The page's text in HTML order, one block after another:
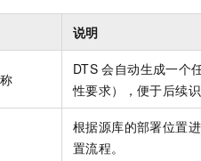
说明
DTS 会自动生成一个
性要求），便于后续识
根据源库的部署位置
置流程。